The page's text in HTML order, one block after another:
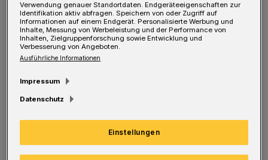
NRW-Gesundheitsminister Karl-Josef Laumann.
Foto: Land NRW
Und: Überall, wo bisher ein PCR-Test als
Zugangsvoraussetzung (Diskotheken usw.)
benötigt wurde, kann seit dem 1. Oktober auch
alternativ ein Schnelltest verwendet werden,
Verwendung genauer Standortdaten. Endgeräteeigenschaften zur
Identifikation aktiv abfragen. Speichern von oder Zugriff auf
Informationen auf einem Endgerät. Personalisierte Werbung und
Inhalte, Messung von Werbeleistung und der Performance von
Inhalten, Zielgruppenforschung sowie Entwicklung und
Verbesserung von Angeboten.
Ausführliche Informationen
Impressum
Datenschutz
Einstellungen